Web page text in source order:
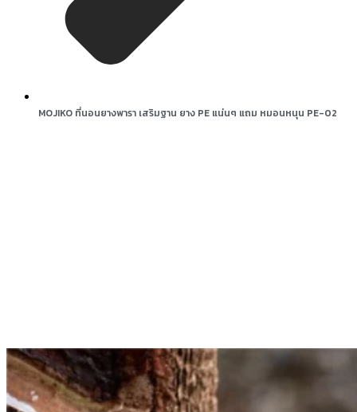
MOJIKO ที่นอนยางพารา เสริมฐาน ยาง PE แน่นๆ แถม หมอนหนุน PE-02